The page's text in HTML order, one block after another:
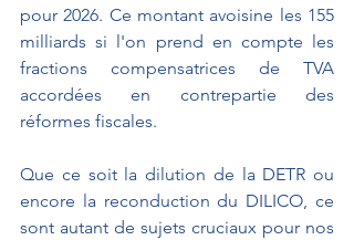
pour 2026. Ce montant avoisine les 155
milliards si l'on prend en compte les
fractions compensatrices de TVA
accordées en contrepartie des
réformes fiscales.
Que ce soit la dilution de la DETR ou
encore la reconduction du DILICO, ce
sont autant de sujets cruciaux pour nos